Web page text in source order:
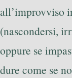
all’improvviso
(nascondersi,
oppure se
dure come se